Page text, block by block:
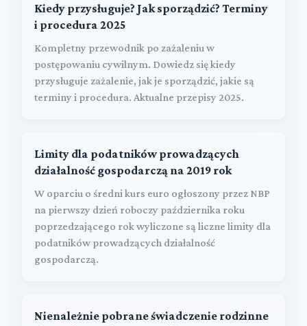
Kiedy przysługuje? Jak sporządzić? Terminy
i procedura 2025
Kompletny przewodnik po zażaleniu w
postępowaniu cywilnym. Dowiedz się kiedy
przysługuje zażalenie, jak je sporządzić, jakie są
terminy i procedura. Aktualne przepisy 2025.
Limity dla podatników prowadzących
działalność gospodarczą na 2019 rok
W oparciu o średni kurs euro ogłoszony przez NBP
na pierwszy dzień roboczy października roku
poprzedzającego rok wyliczone są liczne limity dla
podatników prowadzących działalność
gospodarczą.
Nienależnie pobrane świadczenie rodzinne